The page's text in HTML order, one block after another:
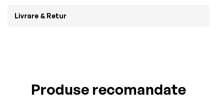
Livrare & Retur
Produse recomandate